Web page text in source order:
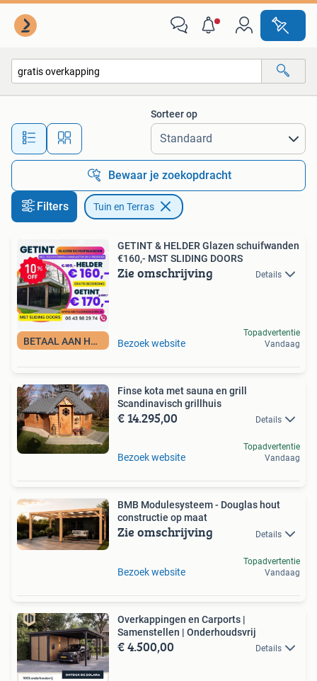
Alle afstanden…
Sorteer op
Bewaar je zoekopdracht
Filters Tuin en Terras
BETAAL AAN HUIS!
GETINT & HELDER Glazen schuifwanden
€160,- MST SLIDING DOORS
Zie omschrijving Details
Bezoek website
Topadvertentie
Vandaag
Finse kota met sauna en grill
Scandinavisch grillhuis
€ 14.295,00 Details
Bezoek website
Topadvertentie
Vandaag
BMB Modulesysteem - Douglas hout
constructie op maat
Zie omschrijving Details
Bezoek website
Topadvertentie
Vandaag
Overkappingen en Carports |
Samenstellen | Onderhoudsvrij
€ 4.500,00 Details